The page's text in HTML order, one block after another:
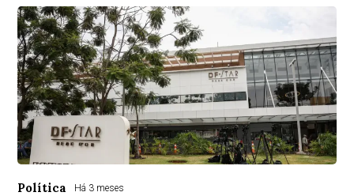
Política Há 3 meses